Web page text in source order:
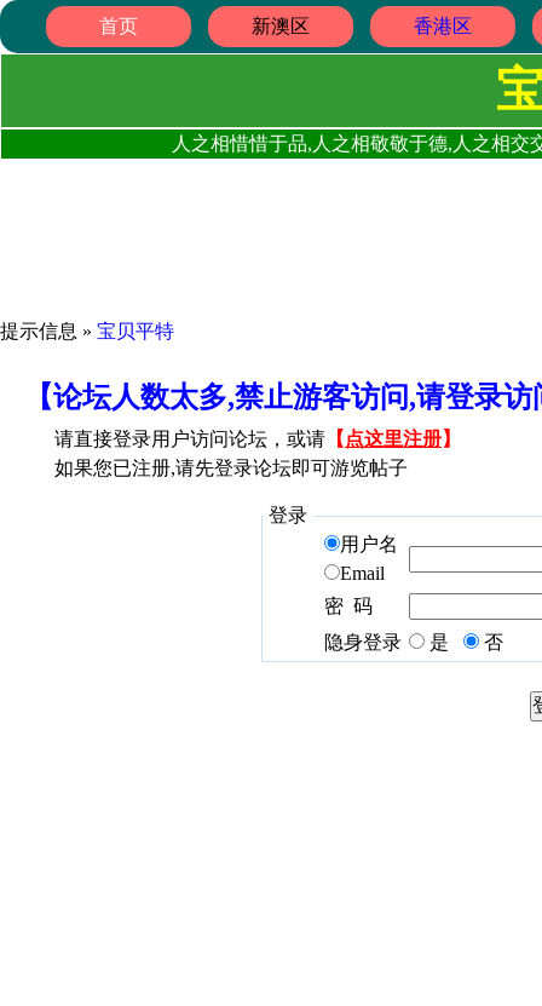
首页 新澳区 香港区
人之相惜惜于品,人之相敬敬于德,人之相
提示信息 » 宝贝平特
【论坛人数太多,禁止游客访问,请登录
请直接登录用户访问论坛，或请 【 点这里注册】
如果您已注册,请先登录论坛即可游览帖子
登录
用户名
Email
密 码
隐身登录
是 否